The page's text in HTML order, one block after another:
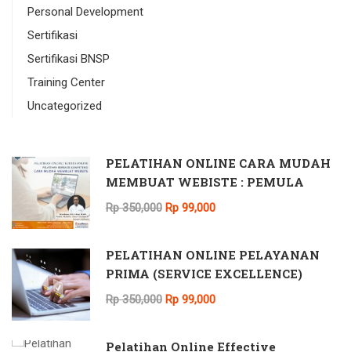
Personal Development
Sertifikasi
Sertifikasi BNSP
Training Center
Uncategorized
PELATIHAN ONLINE CARA MUDAH
MEMBUAT WEBISTE : PEMULA
Rp 350,000 Rp 99,000
PELATIHAN ONLINE PELAYANAN
PRIMA (SERVICE EXCELLENCE)
Rp 350,000 Rp 99,000
Pelatihan Online Effective